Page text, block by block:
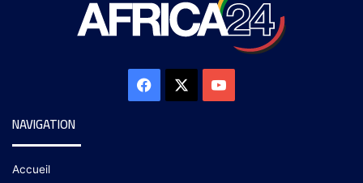
NAVIGATION
Accueil